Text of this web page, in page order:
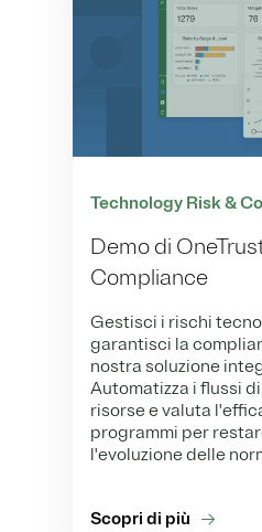
Technology Risk &
Demo di
Compliance
Gestisci i rischi
garantisci la
nostra soluzione
Automatizza i flussi
risorse e valuta
programmi per
l'evoluzione delle
Scopri di più